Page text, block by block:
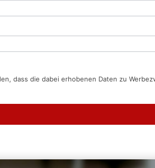
dass die dabei erhobenen Daten zu